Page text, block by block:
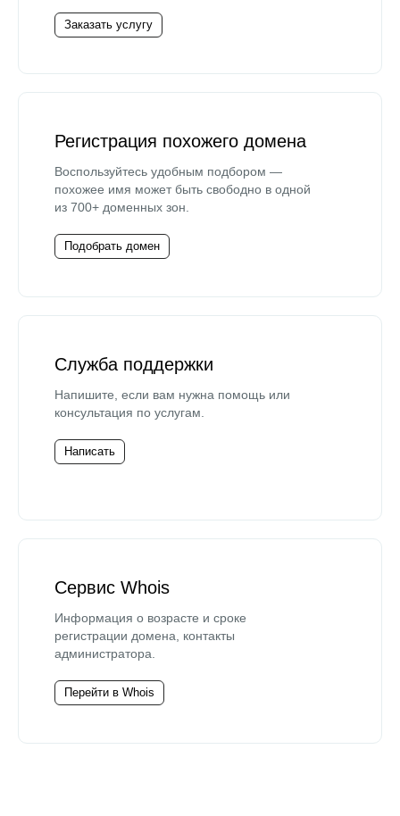
Заказать услугу
Регистрация похожего домена
Воспользуйтесь удобным подбором —
похожее имя может быть свободно в одной
из 700+ доменных зон.
Подобрать домен
Служба поддержки
Напишите, если вам нужна помощь или
консультация по услугам.
Написать
Сервис Whois
Информация о возрасте и сроке
регистрации домена, контакты
администратора.
Перейти в Whois